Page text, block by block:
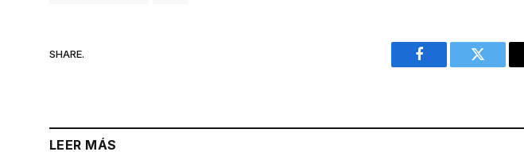
SHARE.
Facebook Twitter
LEER MÁS